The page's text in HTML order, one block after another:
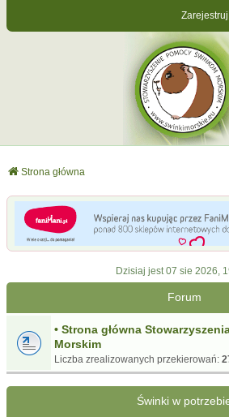
Strona główna
Dzisiaj jest 07 sie 2026,
Forum
• Strona główna
Morskim
Liczba zrealizowanych przekierowań:
Świnki w